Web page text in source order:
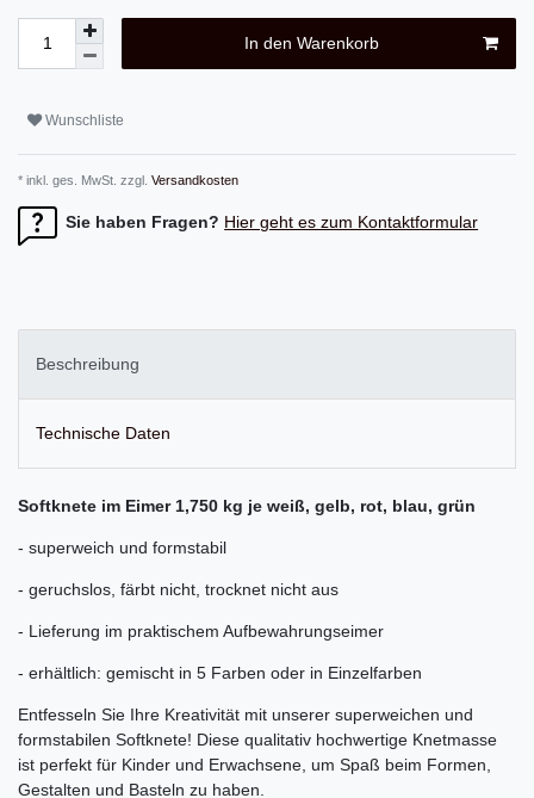
In den Warenkorb
Wunschliste
* inkl. ges. MwSt. zzgl. Versandkosten
Sie haben Fragen? Hier geht es zum Kontaktformular
Beschreibung
Technische Daten
Softknete im Eimer 1,750 kg je weiß, gelb, rot, blau, grün
- superweich und formstabil
- geruchslos, färbt nicht, trocknet nicht aus
- Lieferung im praktischem Aufbewahrungseimer
- erhältlich: gemischt in 5 Farben oder in Einzelfarben
Entfesseln Sie Ihre Kreativität mit unserer superweichen und
formstabilen Softknete! Diese qualitativ hochwertige Knetmasse
ist perfekt für Kinder und Erwachsene, um Spaß beim Formen,
Gestalten und Basteln zu haben.